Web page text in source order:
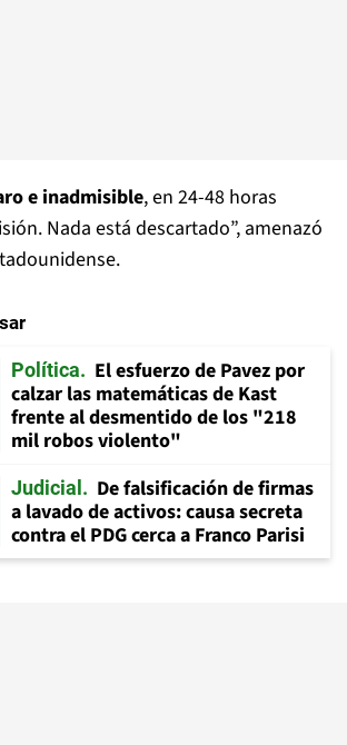
e inadmisible, en 24-48 horas
Nada está descartado”, amenazó
Política
El esfuerzo de Pavez por
calzar las matemáticas de Kast
frente al desmentido de los "218
mil robos violento"
Judicial
De falsificación de firmas
a lavado de activos: causa secreta
contra el PDG cerca a Franco Parisi